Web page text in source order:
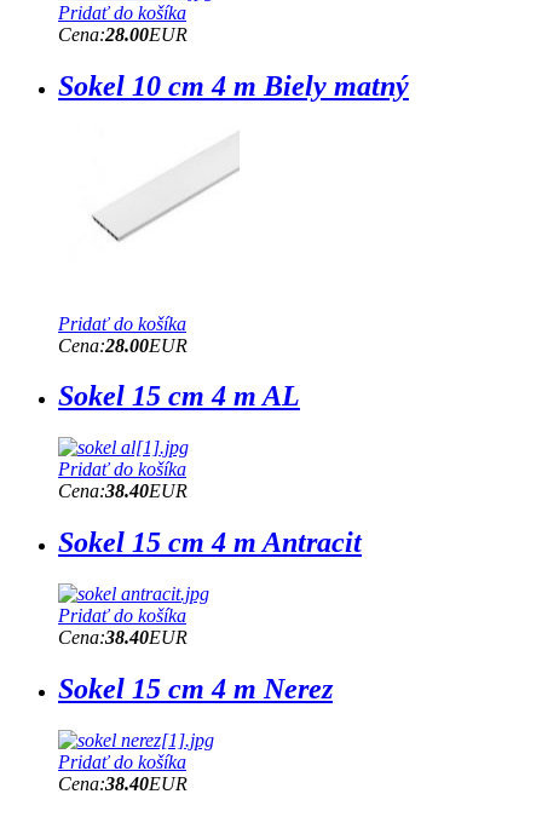
Pridať do košíka
Cena:28.00EUR
Sokel 10 cm 4 m Biely matný
Pridať do košíka
Cena:28.00EUR
Sokel 15 cm 4 m AL
Pridať do košíka
Cena:38.40EUR
Sokel 15 cm 4 m Antracit
Pridať do košíka
Cena:38.40EUR
Sokel 15 cm 4 m Nerez
Pridať do košíka
Cena:38.40EUR